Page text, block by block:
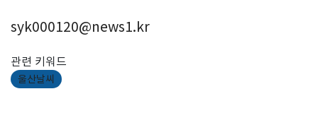
syk000120@news1.kr
관련 키워드
울산날씨